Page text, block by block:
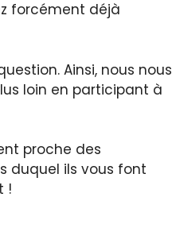
forcément déjà
Ainsi, nous nous
loin en participant à
proche des
duquel ils vous font
!